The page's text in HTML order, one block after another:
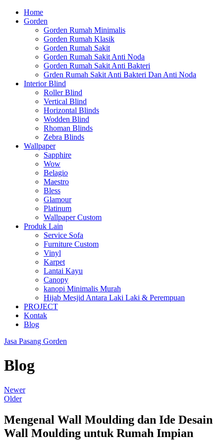
Home
Gorden
Gorden Rumah Minimalis
Gorden Rumah Klasik
Gorden Rumah Sakit
Gorden Rumah Sakit Anti Noda
Gorden Rumah Sakit Anti Bakteri
Grden Rumah Sakit Anti Bakteri Dan Anti Noda
Interior Blind
Roller Blind
Vertical Blind
Horizontal Blinds
Wodden Blind
Rhoman Blinds
Zebra Blinds
Wallpaper
Sapphire
Wow
Belagio
Maestro
Bless
Glamour
Platinum
Wallpaper Custom
Produk Lain
Service Sofa
Furniture Custom
Vinyl
Karpet
Lantai Kayu
Canopy
kanopi Minimalis Murah
Hijab Mesjid Antara Laki Laki & Perempuan
PROJECT
Kontak
Blog
Jasa Pasang Gorden
Blog
Newer
Older
Mengenal Wall Moulding dan Ide Desain
Wall Moulding untuk Rumah Impian